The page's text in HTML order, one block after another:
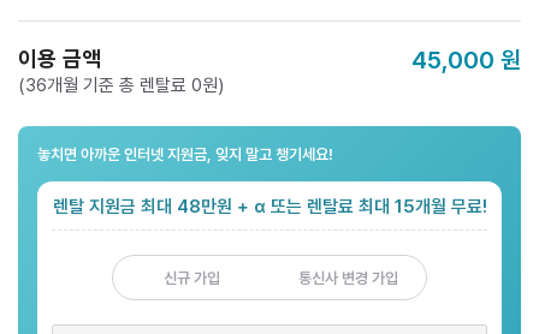
이용 금액 45,000 원
(36개월 기준 총 렌탈료 0원)
놓치면 아까운 인터넷 지원금, 잊지 말고 챙기세요!
렌탈 지원금 최대 48만원 + α 또는 렌탈료 최대 15개월 무료!
신규 가입 통신사 변경 가입